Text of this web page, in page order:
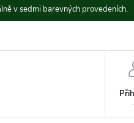
v sedmi barevných provedeních.